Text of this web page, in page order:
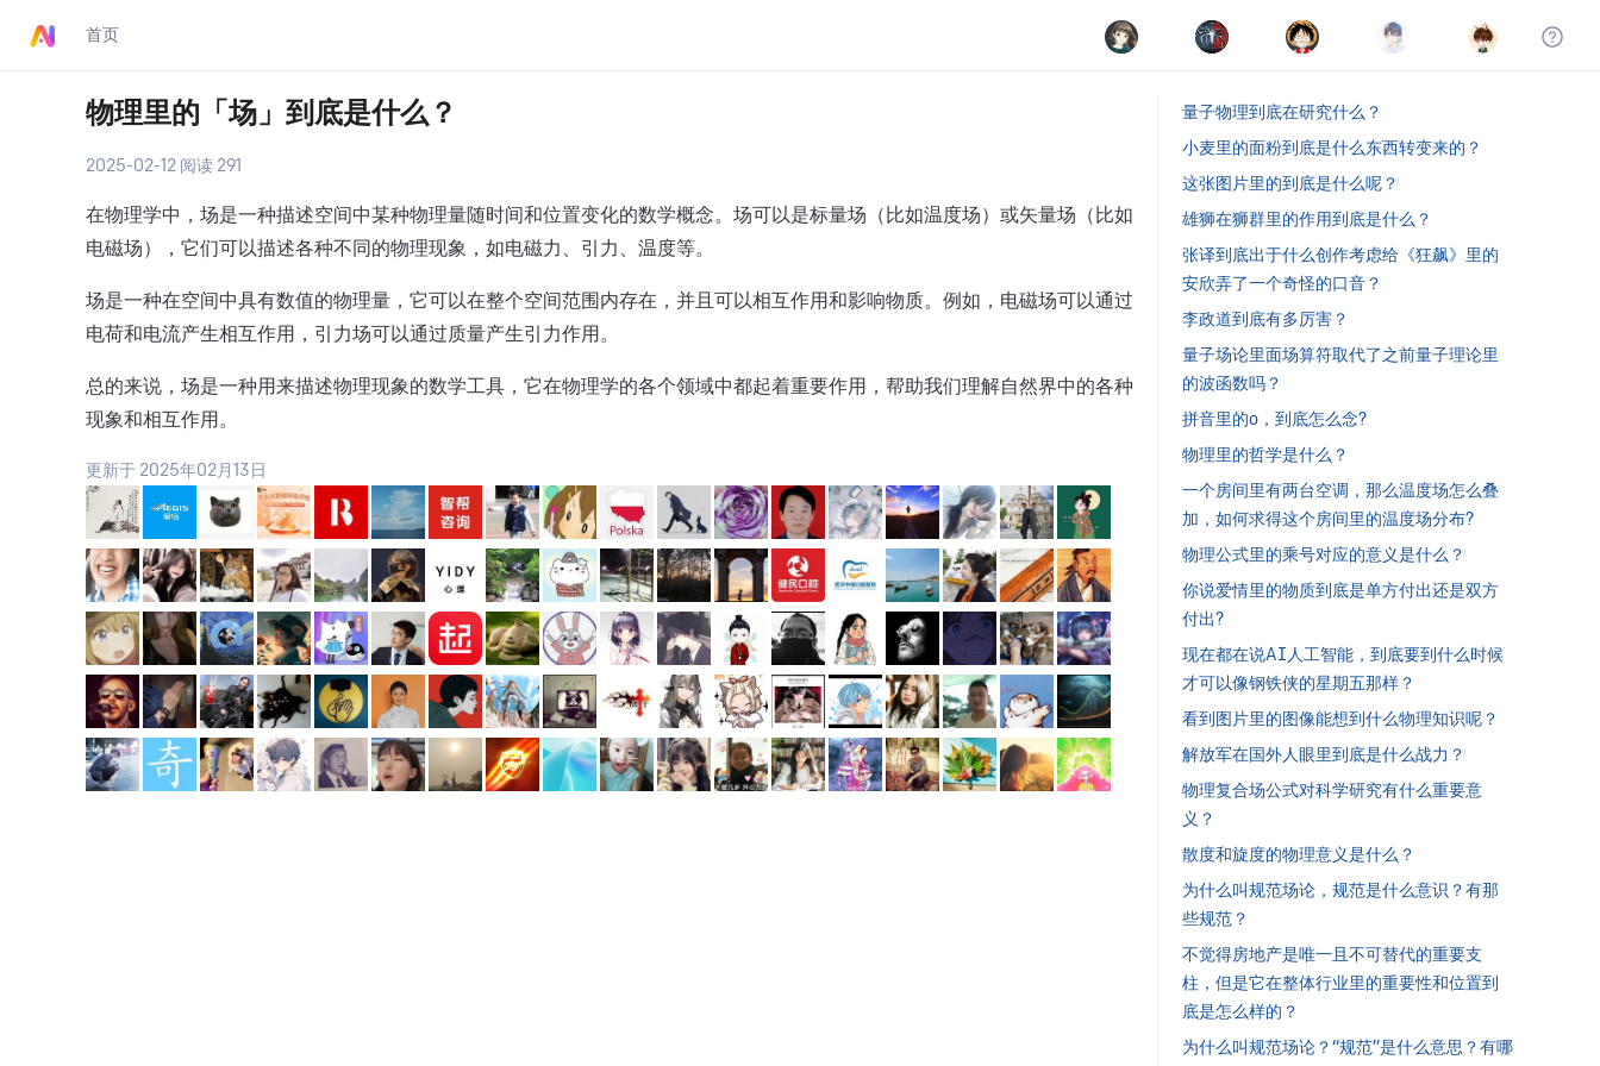
首页
物理里的「场」到底是什么？
2025-02-12 阅读 291
在物理学中，场是一种描述空间中某种物理量随时间和位置变化的数学概念。场可以是标量场（比如温度场）或矢量场（比如
电磁场），它们可以描述各种不同的物理现象，如电磁力、引力、温度等。
场是一种在空间中具有数值的物理量，它可以在整个空间范围内存在，并且可以相互作用和影响物质。例如，电磁场可以通过
电荷和电流产生相互作用，引力场可以通过质量产生引力作用。
总的来说，场是一种用来描述物理现象的数学工具，它在物理学的各个领域中都起着重要作用，帮助我们理解自然界中的各种
现象和相互作用。
更新于 2025年02月13日
量子物理到底在研究什么？
小麦里的面粉到底是什么东西转变来的？
这张图片里的到底是什么呢？
雄狮在狮群里的作用到底是什么？
张译到底出于什么创作考虑给《狂飙》里的
安欣弄了一个奇怪的口音？
李政道到底有多厉害？
量子场论里面场算符取代了之前量子理论里
的波函数吗？
拼音里的o，到底怎么念?
物理里的哲学是什么？
一个房间里有两台空调，那么温度场怎么叠
加，如何求得这个房间里的温度场分布?
物理公式里的乘号对应的意义是什么？
你说爱情里的物质到底是单方付出还是双方
付出?
现在都在说AI人工智能，到底要到什么时候
才可以像钢铁侠的星期五那样？
看到图片里的图像能想到什么物理知识呢？
解放军在国外人眼里到底是什么战力？
物理复合场公式对科学研究有什么重要意
义？
散度和旋度的物理意义是什么？
为什么叫规范场论，规范是什么意识？有那
些规范？
不觉得房地产是唯一且不可替代的重要支
柱，但是它在整体行业里的重要性和位置到
底是怎么样的？
为什么叫规范场论？“规范”是什么意思？有哪